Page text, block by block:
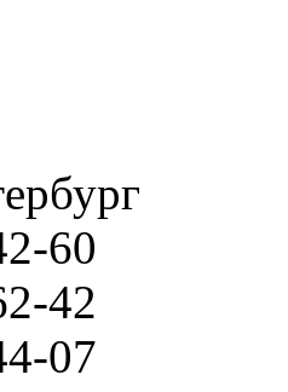
60
42
07